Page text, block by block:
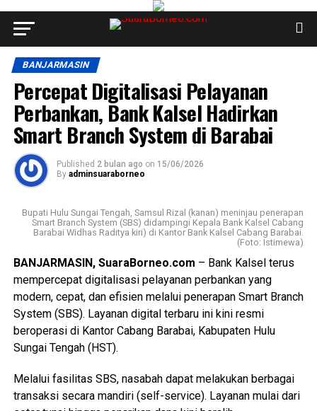
BANJARMASIN
Percepat Digitalisasi Pelayanan
Perbankan, Bank Kalsel Hadirkan
Smart Branch System di Barabai
Published 2 bulan ago on 15/06/2026
By adminsuaraborneo
Bupati Hulu Sungai Tengah, Samsul Rizal (kanan) meninjau penerapan
Smart Branch System (SBS) didampingi Kepala Bank Kalsel Cabang
Barabai Widhas Raditya kiri) di Kantor Bank Kalsel Cabang Barabai.
(Foto: Istimewa)
BANJARMASIN, SuaraBorneo.com – Bank Kalsel terus
mempercepat digitalisasi pelayanan perbankan yang
modern, cepat, dan efisien melalui penerapan Smart Branch
System (SBS). Layanan digital terbaru ini kini resmi
beroperasi di Kantor Cabang Barabai, Kabupaten Hulu
Sungai Tengah (HST).
Melalui fasilitas SBS, nasabah dapat melakukan berbagai
transaksi secara mandiri (self-service). Layanan mulai dari